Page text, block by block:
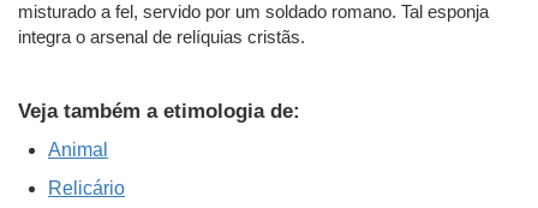
misturado a fel, servido por um soldado romano. Tal esponja
integra o arsenal de relíquias cristãs.
Veja também a etimologia de:
Animal
Relicário